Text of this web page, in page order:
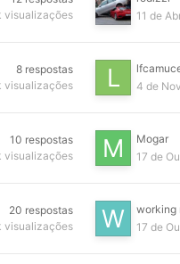
visualizações
11 de
8 respostas
visualizações
4 de
10 respostas
visualizações
Mogar
17 de
20 respostas
visualizações
working
17 de